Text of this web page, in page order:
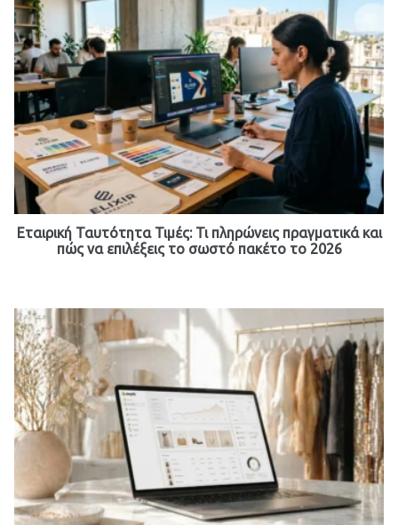
Εταιρική Ταυτότητα Τιμές: Τι πληρώνεις πραγματικά και
πώς να επιλέξεις το σωστό πακέτο το 2026